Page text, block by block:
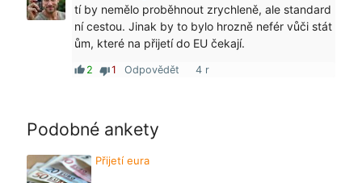
tí by nemělo proběhnout zrychleně, ale standard
ní cestou. Jinak by to bylo hrozně nefér vůči stát
ům, které na přijetí do EU čekají.
thumb_up 2 thumb_down1 Odpovědět 4 r
Podobné ankety
Přijetí eura